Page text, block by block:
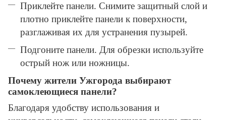
Приклейте панели. Снимите защитный слой и
плотно приклейте панели к поверхности,
разглаживая их для устранения пузырей.
Подгоните панели. Для обрезки используйте
острый нож или ножницы.
Почему жители Ужгорода выбирают
самоклеющиеся панели?
Благодаря удобству использования и